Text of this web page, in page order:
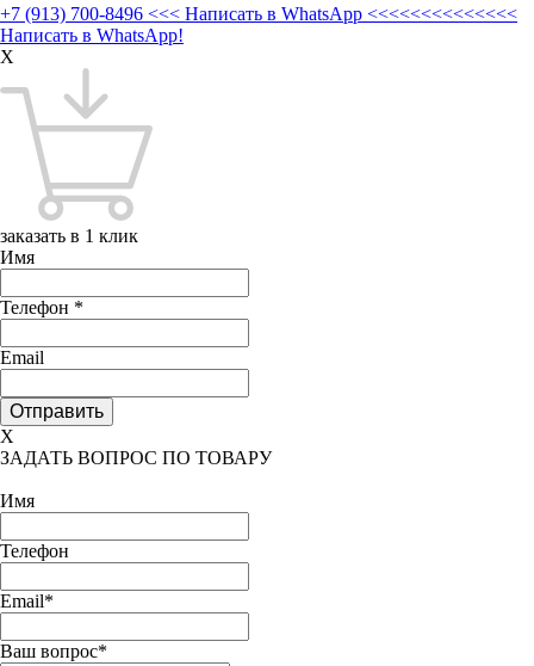
+7 (913) 700-8496 <<< Написать в WhatsApp <<<<<<<<<<<<<<
Написать в WhatsApp!
X
заказать в 1 клик
Имя
Телефон *
Email
X
ЗАДАТЬ ВОПРОС ПО ТОВАРУ
Имя
Телефон
Email*
Ваш вопрос*